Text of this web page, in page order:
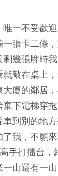
一不受歡
張卡二條
剩幾張牌時
就敲在桌上
大廈的鄰居
棄下電梯穿
到別的地
了我，不願
手打擂台
山還有一